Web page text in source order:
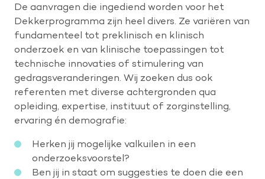
De aanvragen die ingediend worden voor het
Dekkerprogramma zijn heel divers. Ze variëren van
fundamenteel tot preklinisch en klinisch
onderzoek en van klinische toepassingen tot
technische innovaties of stimulering van
gedragsveranderingen. Wij zoeken dus ook
referenten met diverse achtergronden qua
opleiding, expertise, instituut of zorginstelling,
ervaring én demografie:
Herken jij mogelijke valkuilen in een
onderzoeksvoorstel?
Ben jij in staat om suggesties te doen die een